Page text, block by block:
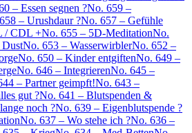
– Essen segnen ?No. 659 –
– Urushdaur ?No. 657 – Gefühle
/ CDL +No. 655 – 5D-MeditationNo.
DustNo. 653 – WasserwirblerNo. 652 –
No. 650 – Kinder entgiftenNo. 649 –
No. 646 – IntegrierenNo. 645 –
– Partner geimpft!No. 643 –
gut ?No. 641 – Blutspenden &
noch ?No. 639 – Eigenblutspende ?
No. 637 – Wo stehe ich ?No. 636 –